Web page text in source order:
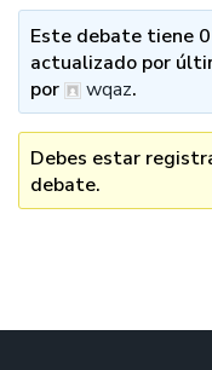
Este debate tiene
actualizado por
por
wqaz.
Debes estar
debate.